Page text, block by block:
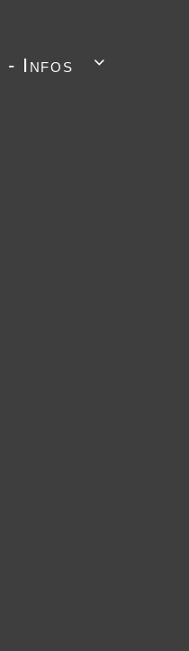

- Infos